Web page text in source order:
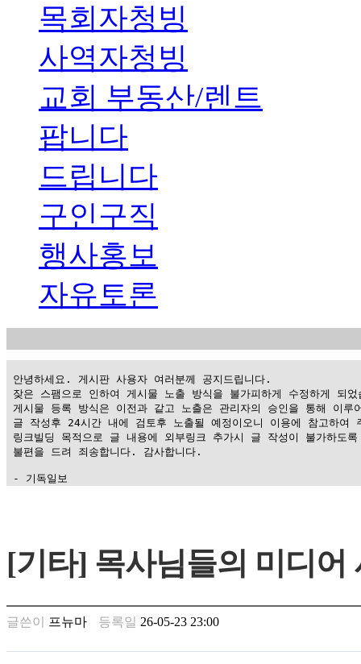
목회자청빙
사역자청빙
교회 부동산/렌트
팝니다
드립니다
구인구직
행사홍보
자유토론
안녕하세요. 게시판 사용자 여러분께 공지드립니다.
잦은 스팸으로 인하여 게시물 노출 방식을 불가피하게 수정하게 되었
게시물 등록 방식은 이전과 같고 노출은 관리자의 승인을 통해 이루
글 작성후 24시간 내에 검토후 노출될 예정이오니 이용에 참고하여
링크빌딩 목적으로 글 내용에 외부링크 추가시 글 작성이 불가하도
불편을 드려 죄송합니다. 감사합니다.
- 기독일보
남
찾
은
꼴
크
[기타] 목사님들의 미디어
글쓴이 프뉴마 등록일 26-05-23 23:00